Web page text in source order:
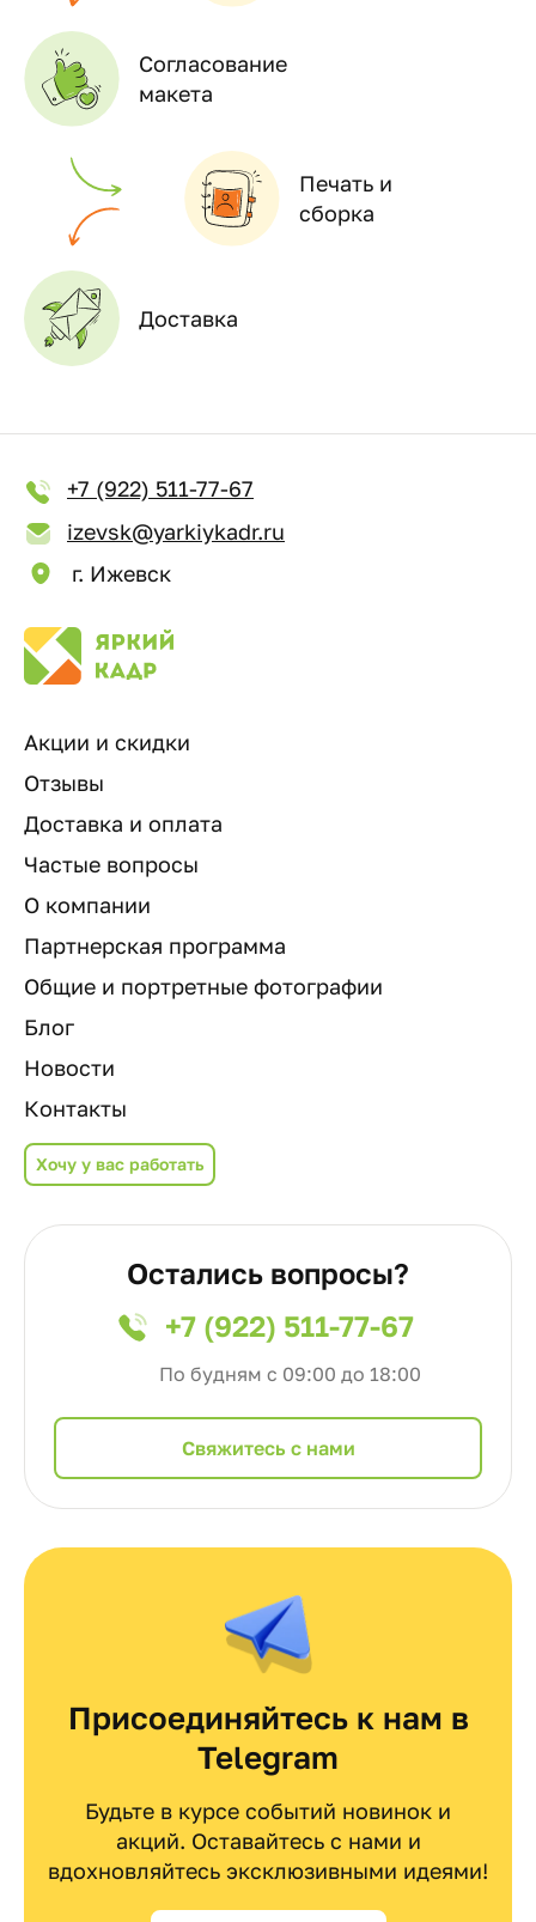
Согласование
макета
Печать и
сборка
Доставка
+7 (922) 511-77-67
izevsk@yarkiykadr.ru
г. Ижевск
Акции и скидки
Отзывы
Доставка и оплата
Частые вопросы
О компании
Партнерская программа
Общие и портретные фотографии
Блог
Новости
Контакты
Хочу у вас работать
Остались вопросы?
+7 (922) 511-77-67
По будням с 09:00 до 18:00
Cвяжитесь с нами
Присоединяйтесь к нам в
Telegram
Будьте в курсе событий новинок и
акций. Оставайтесь с нами и
вдохновляйтесь эксклюзивными идеями!